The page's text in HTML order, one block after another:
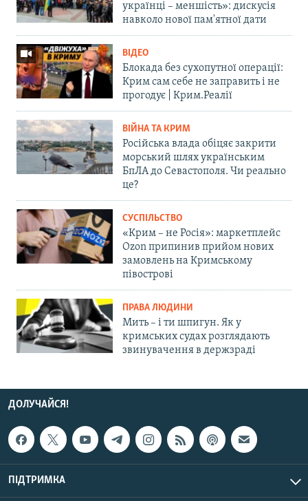
українці – меншість»: дискусія
навколо нової пам'ятної дати
ВІДЕО
Блокада без сухопутної операції:
Крим сам себе не заправить і не
прогодує | Крим.Реалії
ВІЙНА ТА КРИМ
Російська влада обіцяє закрити
морський шлях українським
БпЛА до Севастополя. Чи реально
це?
СУСПІЛЬСТВО
«Крим – не Росія»: маркетплейс
Ozon припинив прийом нових
замовлень на Кримському
півострові
ПРАВА ЛЮДИНИ
Мить – і ти шпигун. Як у
кримських судах розглядають
звинувачення в держзраді
ДОЛУЧАЙСЯ!
ПІДТРИМКА